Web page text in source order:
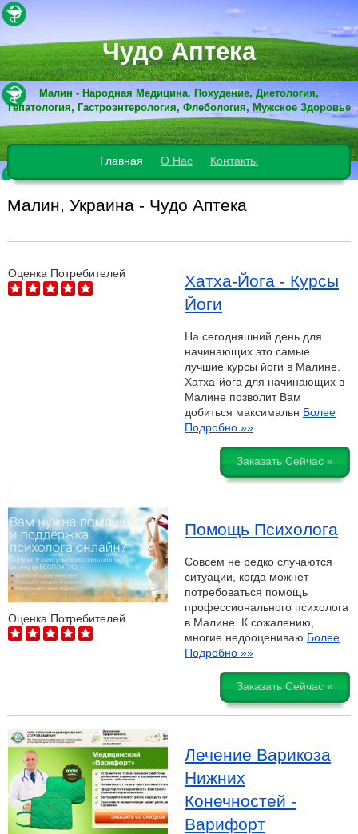
Чудо Аптека
Малин - Народная Медицина, Похудение, Диетология,
Гепатология, Гастроэнтерология, Флебология, Мужское Здоровье
Главная О Нас Контакты
Малин, Украина - Чудо Аптека
Оценка Потребителей
Хатха-Йога - Курсы
Йоги
На сегодняшний день для
начинающих это самые
лучшие курсы йоги в Малине.
Хатха-йога для начинающих в
Малине позволит Вам
добиться максимальн Более
Подробно »»
Заказать Сейчас »
Оценка Потребителей
Помощь Психолога
Совсем не редко случаются
ситуации, когда можнет
потребоваться помощь
профессионального психолога
в Малине. К сожалению,
многие недооцениваю Более
Подробно »»
Заказать Сейчас »
Лечение Варикоза
Нижних
Конечностей -
Варифорт